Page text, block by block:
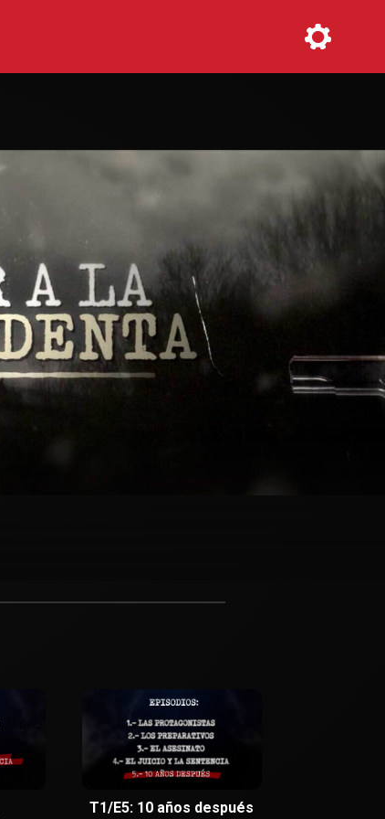
T1/E5: 10 años después